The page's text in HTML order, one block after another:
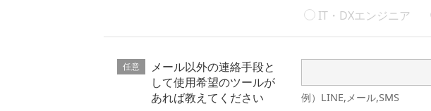
IT・DXエンジニア
任意
メール以外の連絡手段と
して使用希望のツールが
あれば教えてください
例）LINE,メール,SMS